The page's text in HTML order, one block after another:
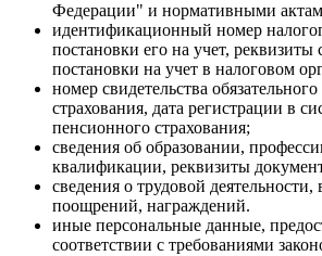
Федерации" и нормативными
идентификационный номер
постановки его на учет, реквизиты
постановки на учет в налоговом
номер свидетельства
страхования, дата регистрации в
пенсионного страхования;
сведения об образовании,
квалификации, реквизиты
сведения о трудовой
поощрений, награждений.
иные персональные данные,
соответствии с требованиями